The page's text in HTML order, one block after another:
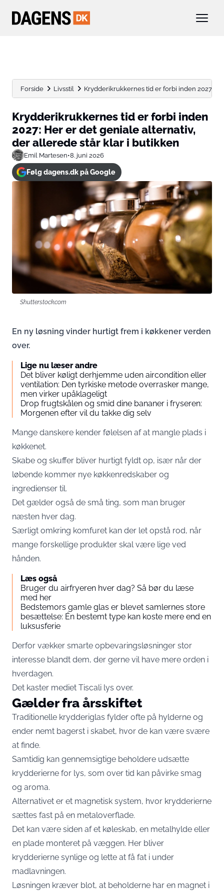
Forside Livsstil Krydderikrukkernes tid er forbi inden 2027:
Krydderikrukkernes tid er forbi inden
2027: Her er det geniale alternativ,
der allerede står klar i butikken
Emil Martesen•8. juni 2026
Følg dagens.dk på Google
Shutterstock.com
En ny løsning vinder hurtigt frem i køkkener verden
over.
Lige nu læser andre
Det bliver køligt derhjemme uden aircondition eller
ventilation: Den tyrkiske metode overrasker mange,
men virker upåklageligt
Drop frugtskålen og smid dine bananer i fryseren:
Morgenen efter vil du takke dig selv
Mange danskere kender følelsen af at mangle plads i
køkkenet.
Skabe og skuffer bliver hurtigt fyldt op, især når der
løbende kommer nye køkkenredskaber og
ingredienser til.
Det gælder også de små ting, som man bruger
næsten hver dag.
Særligt omkring komfuret kan der let opstå rod, når
mange forskellige produkter skal være lige ved
hånden.
Læs også
Bruger du airfryeren hver dag? Så bør du læse
med her
Bedstemors gamle glas er blevet samlernes store
besættelse: Én bestemt type kan koste mere end en
luksusferie
Derfor vækker smarte opbevaringsløsninger stor
interesse blandt dem, der gerne vil have mere orden i
hverdagen.
Det kaster mediet Tiscali lys over.
Gælder fra årsskiftet
Traditionelle krydderiglas fylder ofte på hylderne og
ender nemt bagerst i skabet, hvor de kan være svære
at finde.
Samtidig kan gennemsigtige beholdere udsætte
krydderierne for lys, som over tid kan påvirke smag
og aroma.
Alternativet er et magnetisk system, hvor krydderierne
sættes fast på en metaloverflade.
Det kan være siden af et køleskab, en metalhylde eller
en plade monteret på væggen. Her bliver
krydderierne synlige og lette at få fat i under
madlavningen.
Løsningen kræver blot, at beholderne har en magnet i